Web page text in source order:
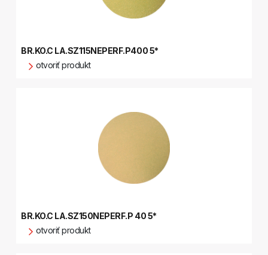
BR.KO.C LA.SZ115NEPERF.P400 5*
otvoriť produkt
BR.KO.C LA.SZ150NEPERF.P 40 5*
otvoriť produkt